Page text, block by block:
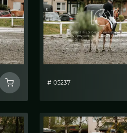
# 05237